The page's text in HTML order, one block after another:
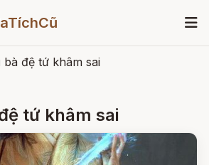
bà đệ tứ khâm sai
tứ khâm sai